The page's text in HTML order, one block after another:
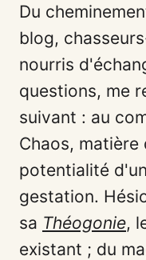
Du
blog,
nourris
questions, me
suivant : au
Chaos,
potentialité
gestation.
sa Théogonie,
existant ; du